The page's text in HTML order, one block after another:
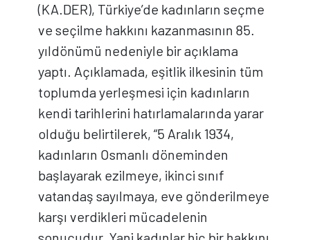
(KA.DER), Türkiye’de kadınların seçme
ve seçilme hakkını kazanmasının 85.
yıldönümü nedeniyle bir açıklama
yaptı. Açıklamada, eşitlik ilkesinin tüm
toplumda yerleşmesi için kadınların
kendi tarihlerini hatırlamalarında yarar
olduğu belirtilerek, “5 Aralık 1934,
kadınların Osmanlı döneminden
başlayarak ezilmeye, ikinci sınıf
vatandaş sayılmaya, eve gönderilmeye
karşı verdikleri mücadelenin